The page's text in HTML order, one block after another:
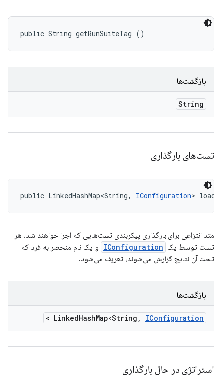
public String getRunSuiteTag ()
بازگشت‌ها
String
تست‌های بارگذاری
public LinkedHashMap<String, IConfiguration>
متد انتزاعی برای بارگذاری پیکربندی تست‌هایی که اجرا خواهند شد. هر
تست توسط یک IConfiguration و یک نام منحصر به فرد که
تحت آن نتایج گزارش می‌شوند، تعریف می‌شود.
بازگشت‌ها
LinkedHashMap<String , IConfiguration
>
استراتژی در حال بارگذاری